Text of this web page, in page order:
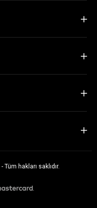
hakları saklıdır.